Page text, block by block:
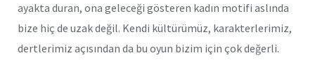
ayakta duran, ona geleceği gösteren kadın motifi aslında
bize hiç de uzak değil. Kendi kültürümüz, karakterlerimiz,
dertlerimiz açısından da bu oyun bizim için çok değerli.